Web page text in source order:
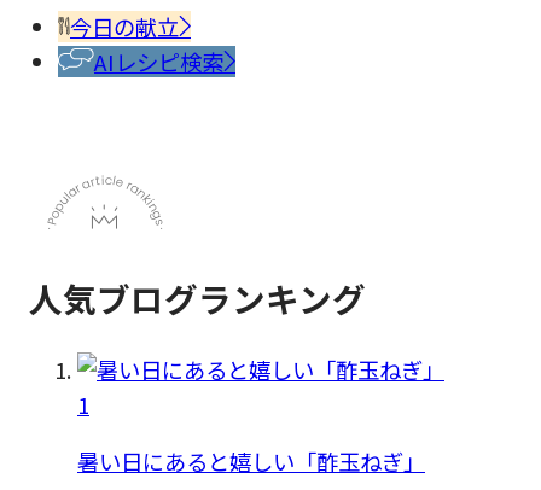
香辛
料
今日の献立
AIレシピ検索
人気ブログランキング
1
暑い日にあると嬉しい「酢玉ねぎ」